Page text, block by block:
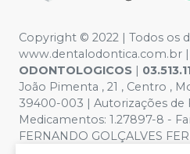
Copyright © 2022 | Todos os
www.dentalodontica.com.br |
ODONTOLOGICOS |
João Pimenta , 21 , Centro ,
39400-003 | Autorizações de
Medicamentos: 1.27897-8 -
FERNANDO GOLÇALVES